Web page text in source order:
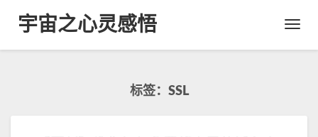
Toggle
宇宙之心灵感悟
标签：SSL